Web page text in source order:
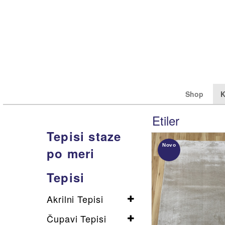
Shop
pogledaj
Tepisi staze po meri Tepisi
pogledaj
Tepisi staze
po meri
Tepisi
Akrilni Tepisi
Čupavi Tepisi
Etiler
Novo